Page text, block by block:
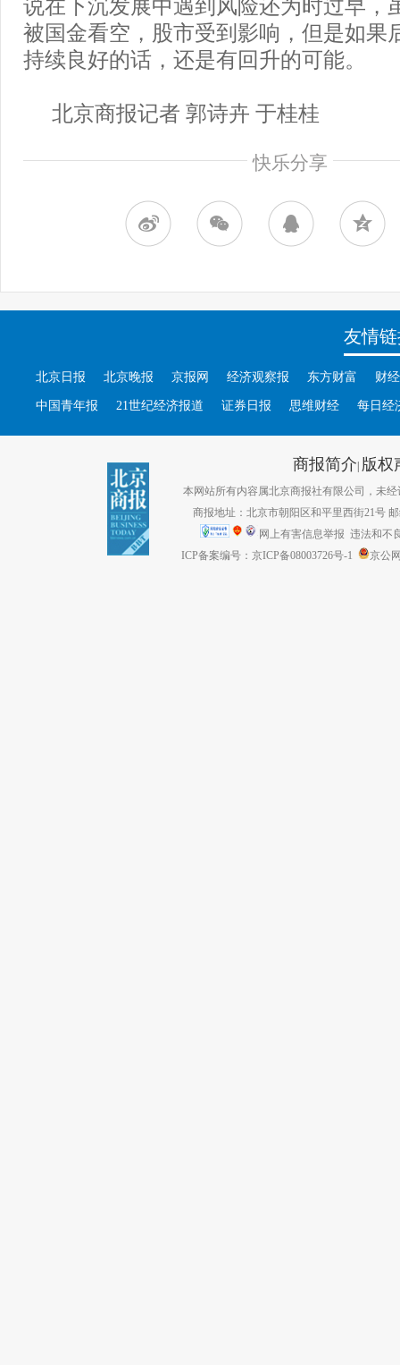
说在下沉发展中遇到风险还为时过早，
被国金看空，股市受到影响，但是如果
持续良好的话，还是有回升的可能。
北京商报记者 郭诗卉 于桂桂
快乐分享
友情
北京日报 北京晚报 京报网 经济观察报 东方财富 财
中国青年报 21世纪经济报道 证券日报 思维财经 每日经
商报简介| 版权
本网站所有内容属北京商报社有限公司，未经
商报地址：北京市朝阳区和平里西街21号
网上有害信息举报 违法和不
ICP备案编号：京ICP备08003726号-1
京公